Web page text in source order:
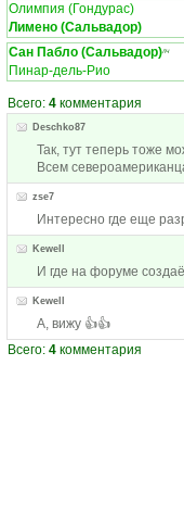
Олимпия (Гондурас)
Лимено (Сальвадор)
Сан Пабло (Сальвадор)ЛЧ
Пинар-дель-Рио
Всего: 4 комментария
Deschko87
Так, тут теперь тоже
Всем
zse7
Интересно где еще
Kewell
И где на форуме
Kewell
А, вижу 👍👍
Всего: 4 комментария